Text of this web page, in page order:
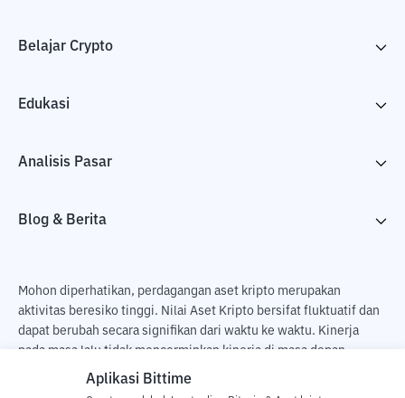
Belajar Crypto
Edukasi
Analisis Pasar
Blog & Berita
Mohon diperhatikan, perdagangan aset kripto merupakan
aktivitas beresiko tinggi. Nilai Aset Kripto bersifat fluktuatif dan
dapat berubah secara signifikan dari waktu ke waktu. Kinerja
pada masa lalu tidak mencerminkan kinerja di masa depan.
Terdapat risiko kehilangan sebagai dampak dari membeli dan
Aplikasi Bittime